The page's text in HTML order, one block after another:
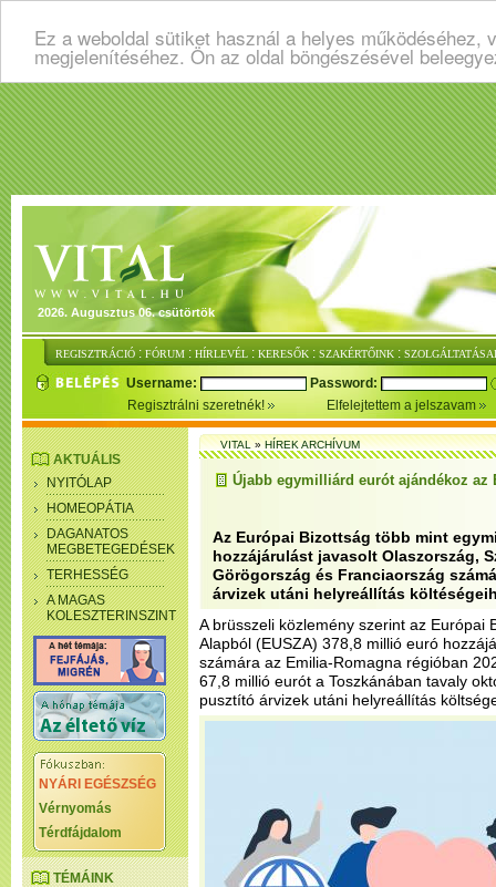
Ez a weboldal sütiket használ a helyes
megjelenítéséhez. Ön az oldal böngészésével
2026. Augusztus 06. csütörtök
REGISZTRÁCIÓ : FÓRUM : HÍRLEVÉL : KERESŐK : SZAKÉRTŐINK :
Username:
Password:
Regisztrálni szeretnék!
Elfelejtettem a jelszavam
AKTUÁLIS
NYITÓLAP
HOMEOPÁTIA
DAGANATOS
MEGBETEGEDÉSEK
TERHESSÉG
A MAGAS
KOLESZTERINSZINT
NYÁRI EGÉSZSÉG
Vérnyomás
Térdfájdalom
TÉMÁINK
VITAL»HÍREK ARCHÍVUM
Újabb egymilliárd eurót ajándékoz az
Az Európai Bizottság több mint
hozzájárulást javasolt Olaszország,
Görögország és Franciaország
árvizek utáni helyreállítás
A brüsszeli közlemény szerint az Európai
Alapból (EUSZA) 378,8 millió euró
számára az Emilia-Romagna régióban
67,8 millió eurót a Toszkánában tavaly
pusztító árvizek utáni helyreállítás